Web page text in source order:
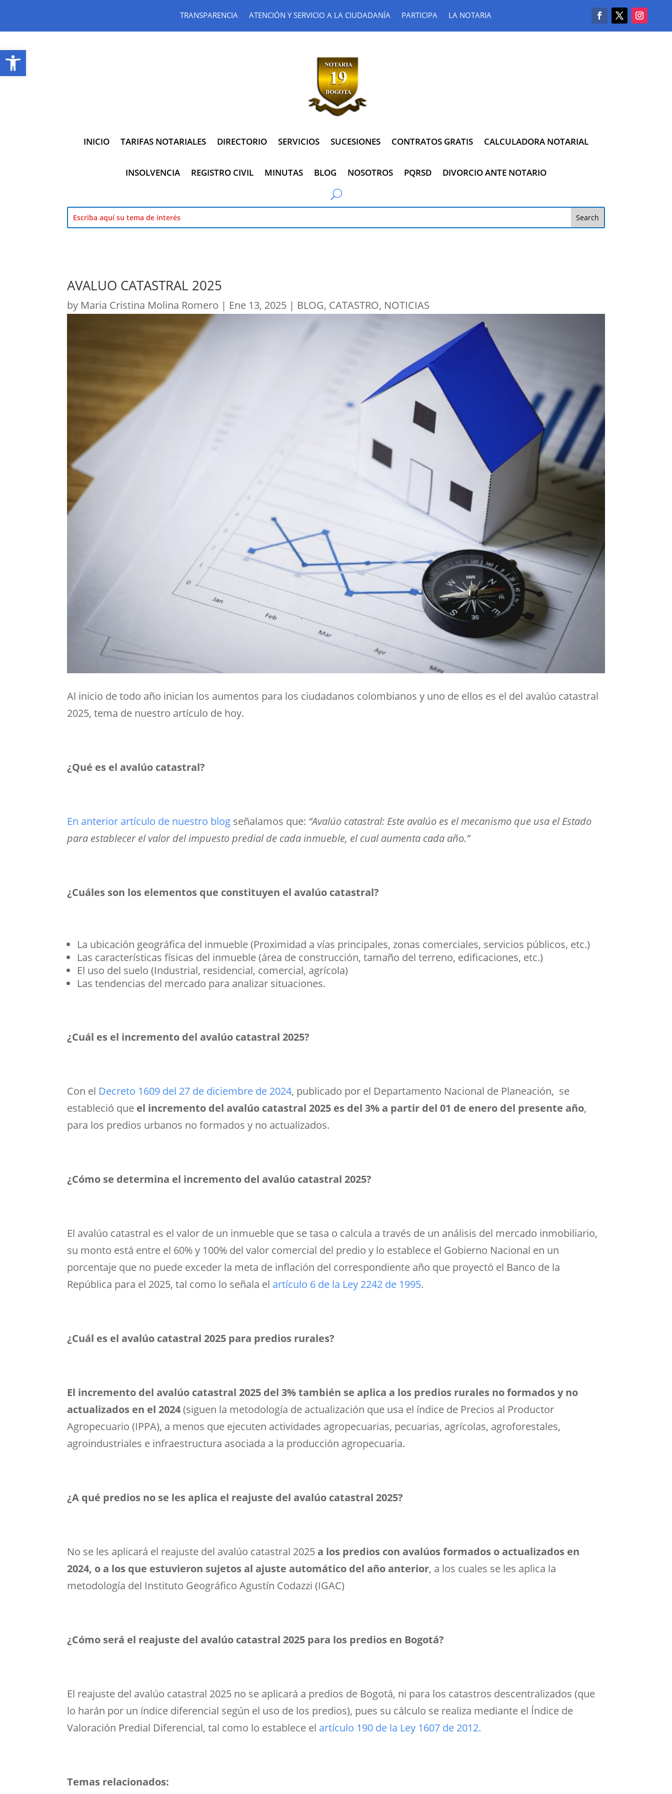
Abrir barra de herramientas
TRANSPARENCIA ATENCIÓN Y SERVICIO A LA CIUDADANÍA PARTICIPA LA NOTARIA
INICIO TARIFAS NOTARIALES DIRECTORIO SERVICIOS SUCESIONES CONTRATOS GRATIS CALCULADORA NOTARIAL
INSOLVENCIA REGISTRO CIVIL MINUTAS BLOG NOSOTROS PQRSD DIVORCIO ANTE NOTARIO
AVALUO CATASTRAL 2025
by Maria Cristina Molina Romero | Ene 13, 2025 | BLOG, CATASTRO, NOTICIAS
Al inicio de todo año inician los aumentos para los ciudadanos colombianos y uno de ellos es el del avalúo catastral
2025, tema de nuestro artículo de hoy.
¿Qué es el avalúo catastral?
En anterior artículo de nuestro blog señalamos que: “Avalúo catastral: Este avalúo es el mecanismo que usa el Estado
para establecer el valor del impuesto predial de cada inmueble, el cual aumenta cada año.”
¿Cuáles son los elementos que constituyen el avalúo catastral?
La ubicación geográfica del inmueble (Proximidad a vías principales, zonas comerciales, servicios públicos, etc.)
Las características físicas del inmueble (área de construcción, tamaño del terreno, edificaciones, etc.)
El uso del suelo (Industrial, residencial, comercial, agrícola)
Las tendencias del mercado para analizar situaciones.
¿Cuál es el incremento del avalúo catastral 2025?
Con el Decreto 1609 del 27 de diciembre de 2024, publicado por el Departamento Nacional de Planeación, se
estableció que el incremento del avalúo catastral 2025 es del 3% a partir del 01 de enero del presente año,
para los predios urbanos no formados y no actualizados.
¿Cómo se determina el incremento del avalúo catastral 2025?
El avalúo catastral es el valor de un inmueble que se tasa o calcula a través de un análisis del mercado inmobiliario,
su monto está entre el 60% y 100% del valor comercial del predio y lo establece el Gobierno Nacional en un
porcentaje que no puede exceder la meta de inflación del correspondiente año que proyectó el Banco de la
República para el 2025, tal como lo señala el artículo 6 de la Ley 2242 de 1995.
¿Cuál es el avalúo catastral 2025 para predios rurales?
El incremento del avalúo catastral 2025 del 3% también se aplica a los predios rurales no formados y no
actualizados en el 2024(siguen la metodología de actualización que usa el índice de Precios al Productor
Agropecuario (IPPA), a menos que ejecuten actividades agropecuarias, pecuarias, agrícolas, agroforestales,
agroindustriales e infraestructura asociada a la producción agropecuaria.
¿A qué predios no se les aplica el reajuste del avalúo catastral 2025?
No se les aplicará el reajuste del avalúo catastral 2025 a los predios con avalúos formados o actualizados en
2024, o a los que estuvieron sujetos al ajuste automático del año anterior, a los cuales se les aplica la
metodología del Instituto Geográfico Agustín Codazzi (IGAC)
¿Cómo será el reajuste del avalúo catastral 2025 para los predios en Bogotá?
El reajuste del avalúo catastral 2025 no se aplicará a predios de Bogotá, ni para los catastros descentralizados (que
lo harán por un índice diferencial según el uso de los predios), pues su cálculo se realiza mediante el Índice de
Valoración Predial Diferencial, tal como lo establece el artículo 190 de la Ley 1607 de 2012.
Temas relacionados: